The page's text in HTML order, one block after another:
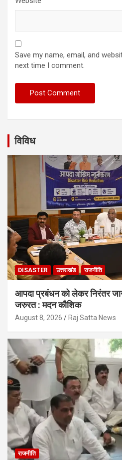
Save my name, email, and
next time I comment.
विविध
DISASTER उत्तराखंड राजनीति
आपदा प्रबंधन को लेकर निरंतर
जरुरत : मदन कौशिक
August 8, 2026 Raj Satta News
राजनीति